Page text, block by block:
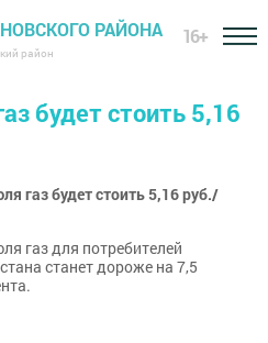
РАЙОНА
район
16+
будет стоить 5,16
газ будет стоить 5,16 руб./
газ для потребителей
станет дороже на 7,5